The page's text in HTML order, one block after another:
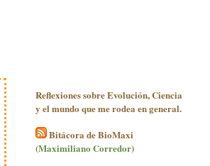
Reflexiones sobre Evolución, Ciencia
y el mundo que me rodea en general.
Bitácora de BioMaxi
(Maximiliano Corredor)